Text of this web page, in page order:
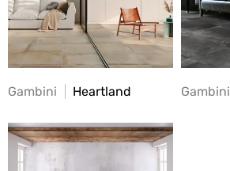
Gambini Heartland Gambini